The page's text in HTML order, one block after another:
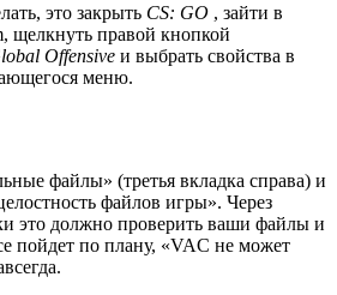
это закрыть CS: GO , зайти в
щелкнуть правой кнопкой
Offensive и выбрать свойства в
меню.
файлы» (третья вкладка справа) и
файлов игры». Через
это должно проверить ваши файлы и
пойдет по плану, «VAC не может